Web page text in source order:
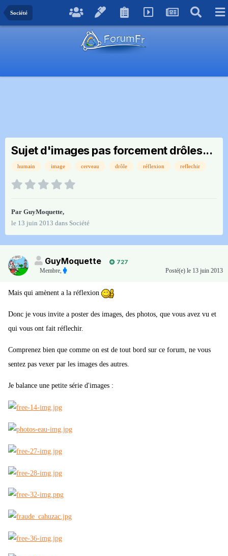
Société
Sujet d'images pas forcement drôles...
humain image cerveau drôle réflexion reflechir
Par GuyMoquette,
le 13 juin 2013 dans Société
GuyMoquette
727
Membre, Posté(e) le 13 juin 2013
Mais qui amènent a la réflexion
Donc je vous invite a poster des images, des photos, que vous avez vu et
qui vous ont fait réflechir.
Comprenez bien que comme on est de tout bord sur ce forum, ne vous
sentez pas vexer par les images des autres.
Je balance une petite série d'images :